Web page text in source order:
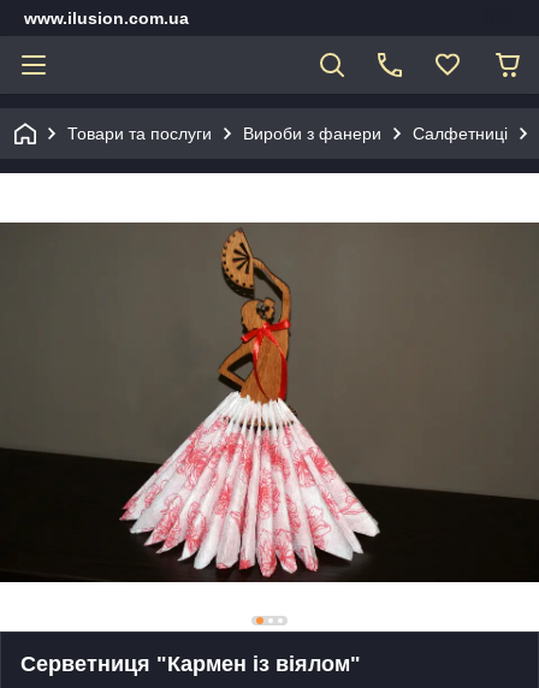
www.ilusion.com.ua
Товари та послуги Вироби з фанери Салфетниці
Серветниця "Кармен із віялом"